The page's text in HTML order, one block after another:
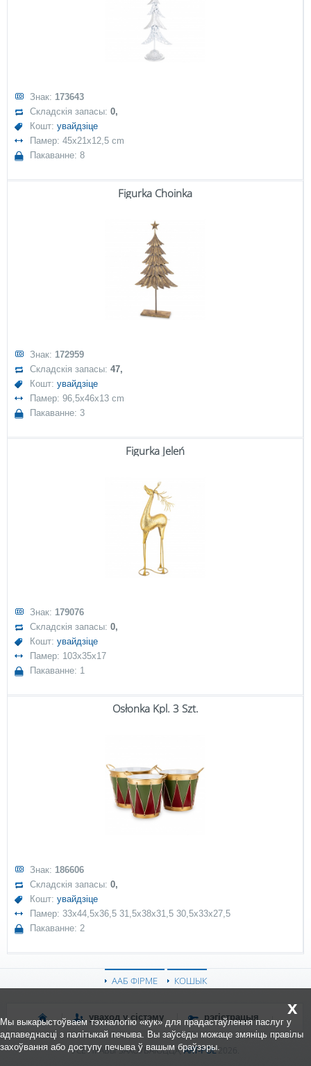
Знак: 173643
Складскія запасы:0,
Кошт:увайдзіце
Памер: 45x21x12,5 cm
Пакаванне: 8
Figurka Choinka
Знак: 172959
Складскія запасы:47,
Кошт:увайдзіце
Памер: 96,5x46x13 cm
Пакаванне: 3
Figurka Jeleń
Знак: 179076
Складскія запасы:0,
Кошт:увайдзіце
Памер: 103x35x17
Пакаванне: 1
Osłonka Kpl. 3 Szt.
Знак: 186606
Складскія запасы:0,
Кошт:увайдзіце
Памер: 33x44,5x36,5 31,5x38x31,5 30,5x33x27,5
Пакаванне: 2
ААБ ФІРМЕ КОШЫК
уваход у сістэму рэгістрацыя
УСЕ ПРАВЫ ЗАХОЎВАЮЦЦА,ART-POL2026.
x
Мы выкарыстоўваем тэхналогію «кук» для прадастаўлення паслуг у
адпаведнасці з палітыкай печыва. Вы заўсёды можаце змяніць правілы
захоўвання або доступу печыва ў вашым браўзэры.